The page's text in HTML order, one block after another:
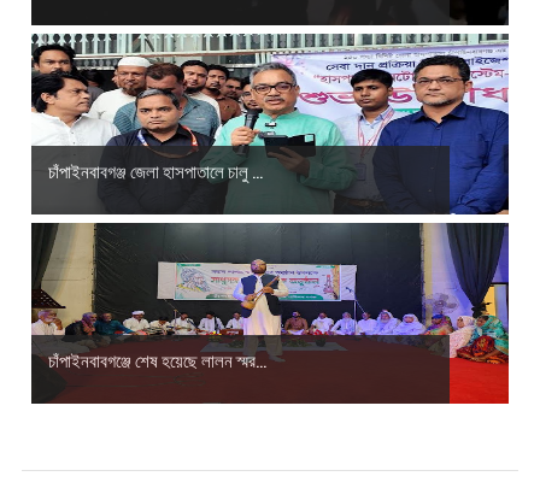
চাঁপাইনবাবগঞ্জ জেলা হাসপাতালে চালু ...
চাঁপাইনবাবগঞ্জে শেষ হয়েছে লালন স্মর...